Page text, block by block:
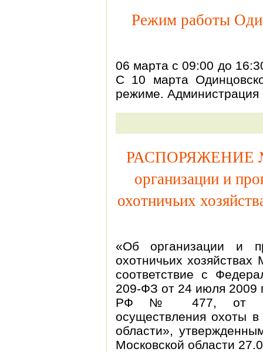
Режим работы
06 марта с 09:00 до
С 10 марта
режиме.
РАСПОРЯЖЕНИЕ №
организации и
охотничьих
«Об организации и
охотничьих
соответствие с
209-ФЗ от 24 июля 2009
РФ № 477, от
осуществления охоты в
области»,
Московской области